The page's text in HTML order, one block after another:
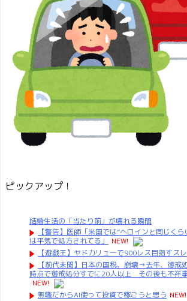
ピックアップ！
結婚生活の「当たり前」が壊れる瞬間
【警告】医師「米国では”ヘロインと同じく
は平気で処方されてる」
NEW!
【遊戯王】ヤドカリューで900レス目指すスレ
【前代未聞】日本の国税、崩壊→去年、懲
時点で懲戒処分すでに20人以上 その後も不祥
NEW!
無職だからAI使って投資で稼ごうと思う NEW!